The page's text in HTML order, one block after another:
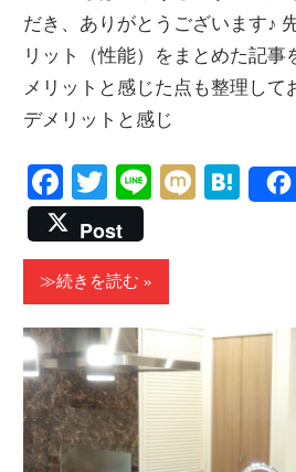
だき、ありがとうございます♪
リット（性能）をまとめた記事
メリットと感じた点も整理し
デメリットと感じ
Facebook
TwitterLineMixi
Post
≫続きを読む